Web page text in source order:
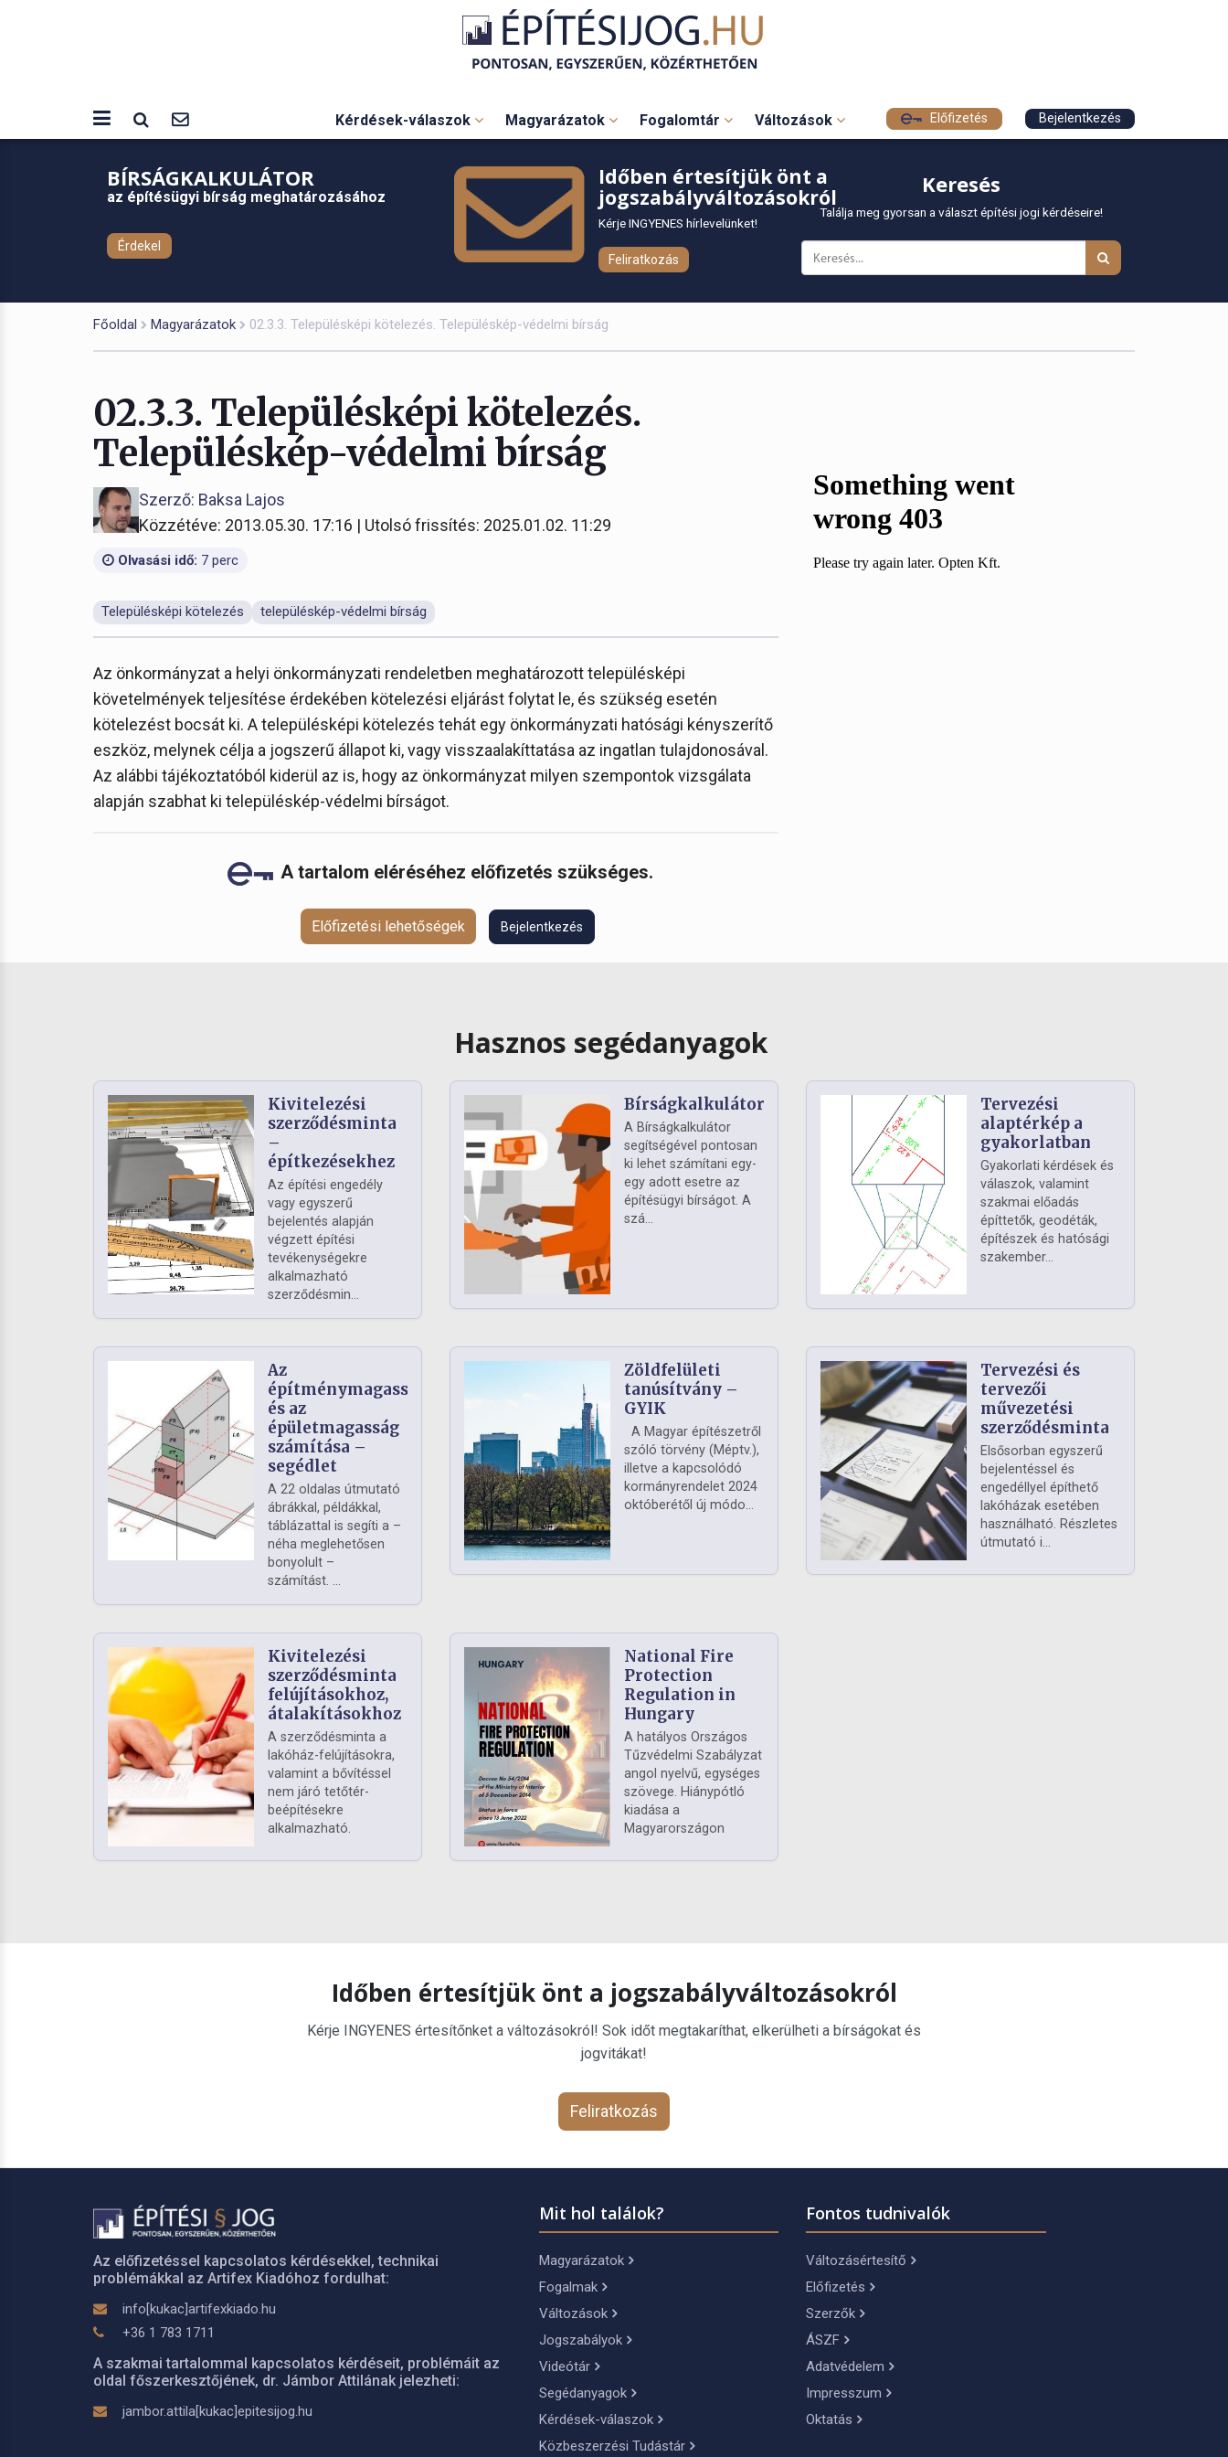
Kérdések-válaszok Magyarázatok Fogalomtár Változások Előfizetés Bejelentkezés
BÍRSÁGKALKULÁTOR
az építésügyi bírság meghatározásához
Érdekel
Időben értesítjük önt a
jogszabályváltozásokról
Kérje INGYENES hírlevelünket!
Feliratkozás
Keresés
Találja meg gyorsan a választ építési jogi kérdéseire!
Főoldal Magyarázatok 02.3.3. Településképi kötelezés. Településkép-védelmi bírság
02.3.3. Településképi kötelezés.
Településkép-védelmi bírság
Szerző: Baksa Lajos
Közzétéve: 2013.05.30. 17:16 | Utolsó frissítés: 2025.01.02. 11:29
Olvasási idő: 7 perc
Településképi kötelezés településkép-védelmi bírság
Az önkormányzat a helyi önkormányzati rendeletben meghatározott településképi
követelmények teljesítése érdekében kötelezési eljárást folytat le, és szükség esetén
kötelezést bocsát ki. A településképi kötelezés tehát egy önkormányzati hatósági kényszerítő
eszköz, melynek célja a jogszerű állapot ki, vagy visszaalakíttatása az ingatlan tulajdonosával.
Az alábbi tájékoztatóból kiderül az is, hogy az önkormányzat milyen szempontok vizsgálata
alapján szabhat ki településkép-védelmi bírságot.
A tartalom eléréséhez előfizetés szükséges.
Előfizetési lehetőségek Bejelentkezés
Hasznos segédanyagok
Kivitelezési
szerződésminta
–
építkezésekhez
Az építési engedély
vagy egyszerű
bejelentés alapján
végzett építési
tevékenységekre
alkalmazható
szerződésmin...
Bírságkalkulátor
A Bírságkalkulátor
segítségével pontosan
ki lehet számítani egy-
egy adott esetre az
építésügyi bírságot. A
szá...
Tervezési
alaptérkép a
gyakorlatban
Gyakorlati kérdések és
válaszok, valamint
szakmai előadás
építtetők, geodéták,
építészek és hatósági
szakember...
Az
építménymagasság
és az
épületmagasság
számítása –
segédlet
A 22 oldalas útmutató
ábrákkal, példákkal,
táblázattal is segíti a –
néha meglehetősen
bonyolult –
számítást. ...
Zöldfelületi
tanúsítvány –
GYIK
A Magyar építészetről
szóló törvény (Méptv.),
illetve a kapcsolódó
kormányrendelet 2024
októberétől új módo...
Tervezési és
tervezői
művezetési
szerződésminta
Elsősorban egyszerű
bejelentéssel és
engedéllyel építhető
lakóházak esetében
használható. Részletes
útmutató i...
Kivitelezési
szerződésminta
felújításokhoz,
átalakításokhoz
A szerződésminta a
lakóház-felújításokra,
valamint a bővítéssel
nem járó tetőtér-
beépítésekre
alkalmazható.
National Fire
Protection
Regulation in
Hungary
A hatályos Országos
Tűzvédelmi Szabályzat
angol nyelvű, egységes
szövege. Hiánypótló
kiadása a
Magyarországon
Időben értesítjük önt a jogszabályváltozásokról
Kérje INGYENES értesítőnket a változásokról! Sok időt megtakaríthat, elkerülheti a bírságokat és
jogvitákat!
Feliratkozás
Az előfizetéssel kapcsolatos kérdésekkel, technikai
problémákkal az Artifex Kiadóhoz fordulhat:
info[kukac]artifexkiado.hu
+36 1 783 1711
A szakmai tartalommal kapcsolatos kérdéseit, problémáit az
oldal főszerkesztőjének, dr. Jámbor Attilának jelezheti:
jambor.attila[kukac]epitesijog.hu
Mit hol találok?
Magyarázatok
Fogalmak
Változások
Jogszabályok
Videótár
Segédanyagok
Kérdések-válaszok
Közbeszerzési Tudástár
Fontos tudnivalók
Változásértesítő
Előfizetés
Szerzők
ÁSZF
Adatvédelem
Impresszum
Oktatás